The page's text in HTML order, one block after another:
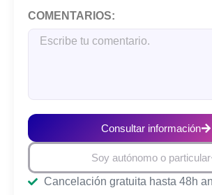
COMENTARIOS:
Consultar información
Soy autónomo o particular
Cancelación gratuita hasta 48h